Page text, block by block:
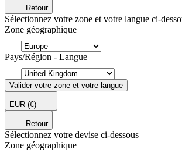
Retour
Sélectionnez votre zone et votre langue ci-
Zone géographique
Pays/Région - Langue
Valider votre zone et votre langue
EUR (€)
Retour
Sélectionnez votre devise ci-dessous
Zone géographique